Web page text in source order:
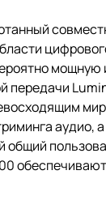
мощную
передачи
аудио,
общий